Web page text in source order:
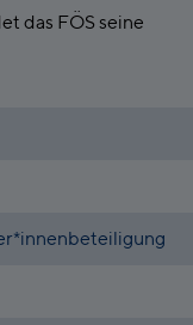
das FÖS seine